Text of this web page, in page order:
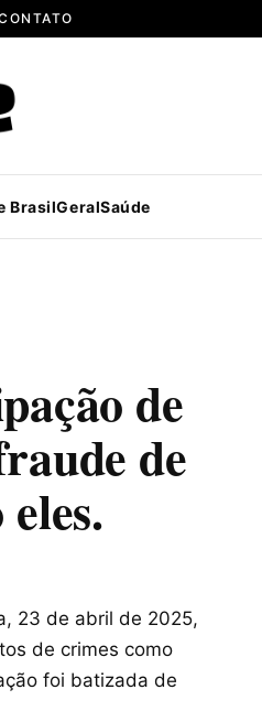
BrasilGeralSaúde
de
de
23 de abril de 2025,
de crimes como
foi batizada de